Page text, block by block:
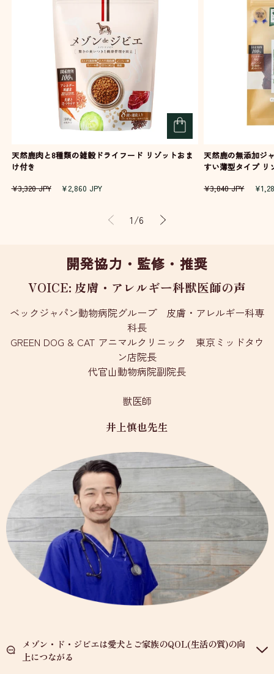
天然鹿肉と8種類の雑穀ドライフード リゾットおま
け付き
通
¥3,320 JPY
セ
¥2,860 JPY
天然鹿の無添加ジ
すい薄型タイプ
通
¥3,840 JPY
セ
1/の
6
開発協力・監修・推奨
VOICE: 皮膚・アレルギー科獣医師の声
ベックジャパン動物病院グループ 皮膚・アレルギー科専
科長
GREEN DOG & CAT アニマルクリニック 東京ミッドタウ
ン店院長
代官山動物病院副院長
獣医師
井上慎也先生
メゾン・ド・ジビエは愛犬とご家族のQOL(生活の質)の向
上につながる